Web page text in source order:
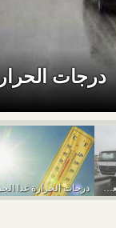
درجات الحرارة اليوم
درجات الحرارة اليوم الجمعة 11-3-2022 في المحافظات